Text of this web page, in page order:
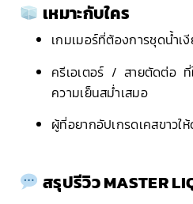
เหมาะกับใคร
เกมเมอร์ที่ต้องการชุดน้ำเ
ครีเอเตอร์ / สายตัดต่อ ที่
ความเย็นสม่ำเสมอ
ผู้ที่อยากอัปเกรดเคสขาวใ
สรุปรีวิว MASTER